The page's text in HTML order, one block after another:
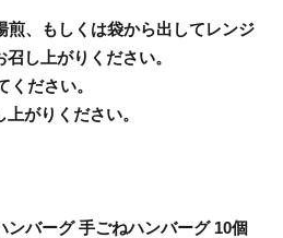
、もしくは袋から出してレンジ
し上がりください。
ださい。
がりください。
ンバーグ 手ごねハンバーグ 10個